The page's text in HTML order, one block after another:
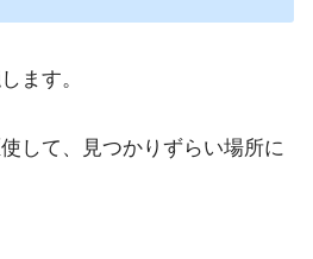
ます。
して、見つかりずらい場所に